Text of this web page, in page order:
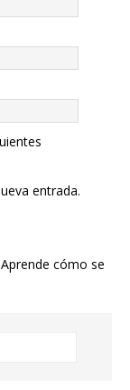
entrada.
Aprende cómo se